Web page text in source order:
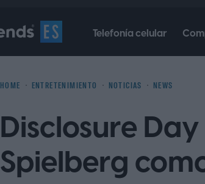
Telefonía celular
HOME ENTRETENIMIENTO NOTICIAS NEWS
Disclosure
Spielberg